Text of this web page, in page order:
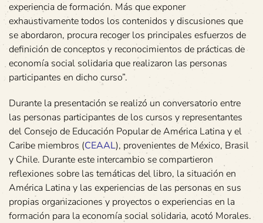
experiencia de formación. Más que exponer
exhaustivamente todos los contenidos y discusiones que
se abordaron, procura recoger los principales esfuerzos de
definición de conceptos y reconocimientos de prácticas de
economía social solidaria que realizaron las personas
participantes en dicho curso”.
Durante la presentación se realizó un conversatorio entre
las personas participantes de los cursos y representantes
del Consejo de Educación Popular de América Latina y el
Caribe miembros (CEAAL), provenientes de México, Brasil
y Chile. Durante este intercambio se compartieron
reflexiones sobre las temáticas del libro, la situación en
América Latina y las experiencias de las personas en sus
propias organizaciones y proyectos o experiencias en la
formación para la economía social solidaria, acotó Morales.